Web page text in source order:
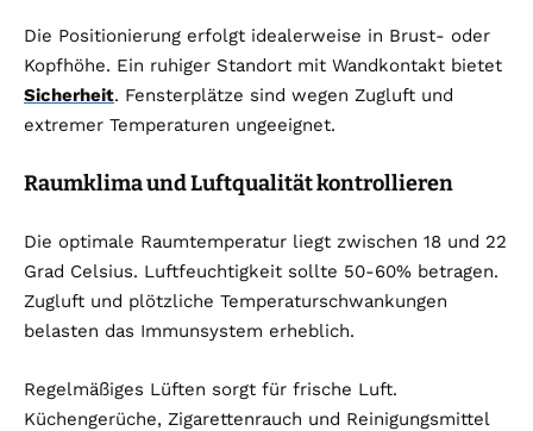
Die Positionierung erfolgt idealerweise in Brust- oder
Kopfhöhe. Ein ruhiger Standort mit Wandkontakt bietet
Sicherheit. Fensterplätze sind wegen Zugluft und
extremer Temperaturen ungeeignet.
Raumklima und Luftqualität kontrollieren
Die optimale Raumtemperatur liegt zwischen 18 und 22
Grad Celsius. Luftfeuchtigkeit sollte 50-60% betragen.
Zugluft und plötzliche Temperaturschwankungen
belasten das Immunsystem erheblich.
Regelmäßiges Lüften sorgt für frische Luft.
Küchengerüche, Zigarettenrauch und Reinigungsmittel